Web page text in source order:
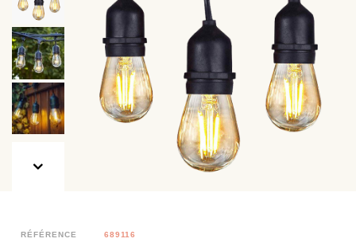
RÉFÉRENCE 689116